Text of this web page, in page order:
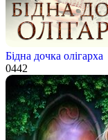
Бідна дочка олігарха
0442